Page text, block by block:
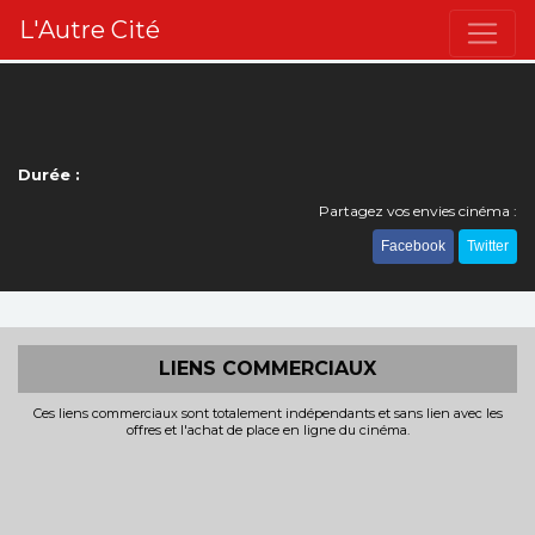
L'Autre Cité
Durée :
Partagez vos envies cinéma :
Facebook Twitter
LIENS COMMERCIAUX
Ces liens commerciaux sont totalement indépendants et sans lien avec les
offres et l'achat de place en ligne du cinéma.